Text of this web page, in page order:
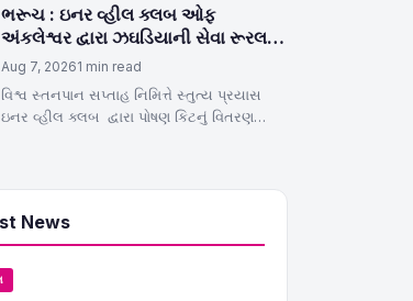
ભરૂચ : ઇનર વ્હીલ ક્લબ ઓફ
અંકલેશ્વર દ્વારા ઝઘડિયાની સેવા રૂરલ
હોસ્પિટલમાં 100 નવી માતાઓને પોષણ
કિટનું વિતરણ
Aug 7, 20261 min read
વિશ્વ સ્તનપાન સપ્તાહ નિમિત્તે સ્તુત્ય પ્રયાસ
ઇનર વ્હીલ ક્લબ દ્વારા પોષણ કિટનું વિતરણ
News